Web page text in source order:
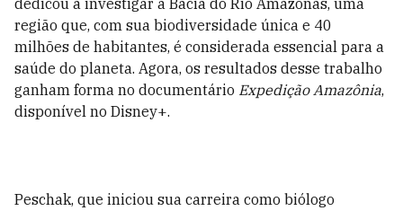
dedicou a investigar a Bacia do Rio Amazonas, uma
região que, com sua biodiversidade única e 40
milhões de habitantes, é considerada essencial para a
saúde do planeta. Agora, os resultados desse trabalho
ganham forma no documentário Expedição Amazônia,
disponível no Disney+.
Peschak, que iniciou sua carreira como biólogo